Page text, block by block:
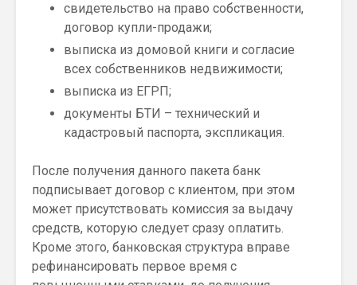
свидетельство на право собственности,
договор купли-продажи;
выписка из домовой книги и согласие
всех собственников недвижимости;
выписка из ЕГРП;
документы БТИ – технический и
кадастровый паспорта, экспликация.
После получения данного пакета банк
подписывает договор с клиентом, при этом
может присутствовать комиссия за выдачу
средств, которую следует сразу оплатить.
Кроме этого, банковская структура вправе
рефинансировать первое время с